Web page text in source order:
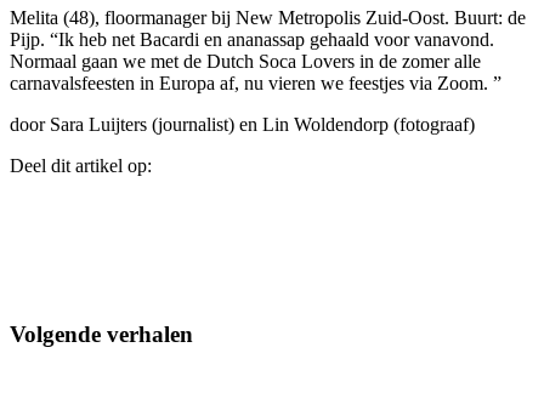
Melita (48), floormanager bij New Metropolis Zuid-Oost. Buurt: de
Pijp. “Ik heb net Bacardi en ananassap gehaald voor vanavond.
Normaal gaan we met de Dutch Soca Lovers in de zomer alle
carnavalsfeesten in Europa af, nu vieren we feestjes via Zoom. ”
door Sara Luijters (journalist) en Lin Woldendorp (fotograaf)
Deel dit artikel op:
Volgende verhalen